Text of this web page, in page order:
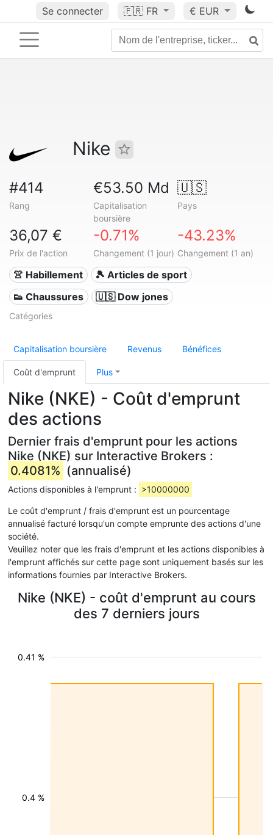
Se connecter 🇫🇷 FR € EUR
Nike
#414
Rang
€53.50 Md
Capitalisation
boursière
🇺🇸
Pays
36,07 €
Prix de l'action
-0.71%
Changement (1 jour)
-43.23%
Changement (1 an)
👚 Habillement
🎾 Articles de sport
👟 Chaussures
🇺🇸 Dow jones
Catégories
Capitalisation boursière Revenus Bénéfices
Coût d'emprunt Plus
Nike (NKE) - Coût d'emprunt
des actions
Dernier frais d'emprunt pour les actions
Nike (NKE) sur Interactive Brokers :
0.4081% (annualisé)
Actions disponibles à l'emprunt : >10000000
Le coût d'emprunt / frais d'emprunt est un pourcentage
annualisé facturé lorsqu'un compte emprunte des actions d'une
société.
Veuillez noter que les frais d'emprunt et les actions disponibles à
l'emprunt affichés sur cette page sont uniquement basés sur les
informations fournies par Interactive Brokers.
Nike (NKE) - coût d'emprunt au cours
des 7 derniers jours
0.4 %
0.41 %